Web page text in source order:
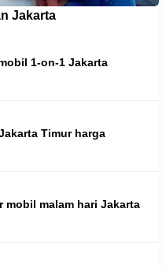
Jakarta
1-on-1 Jakarta
Timur harga
mobil malam hari Jakarta